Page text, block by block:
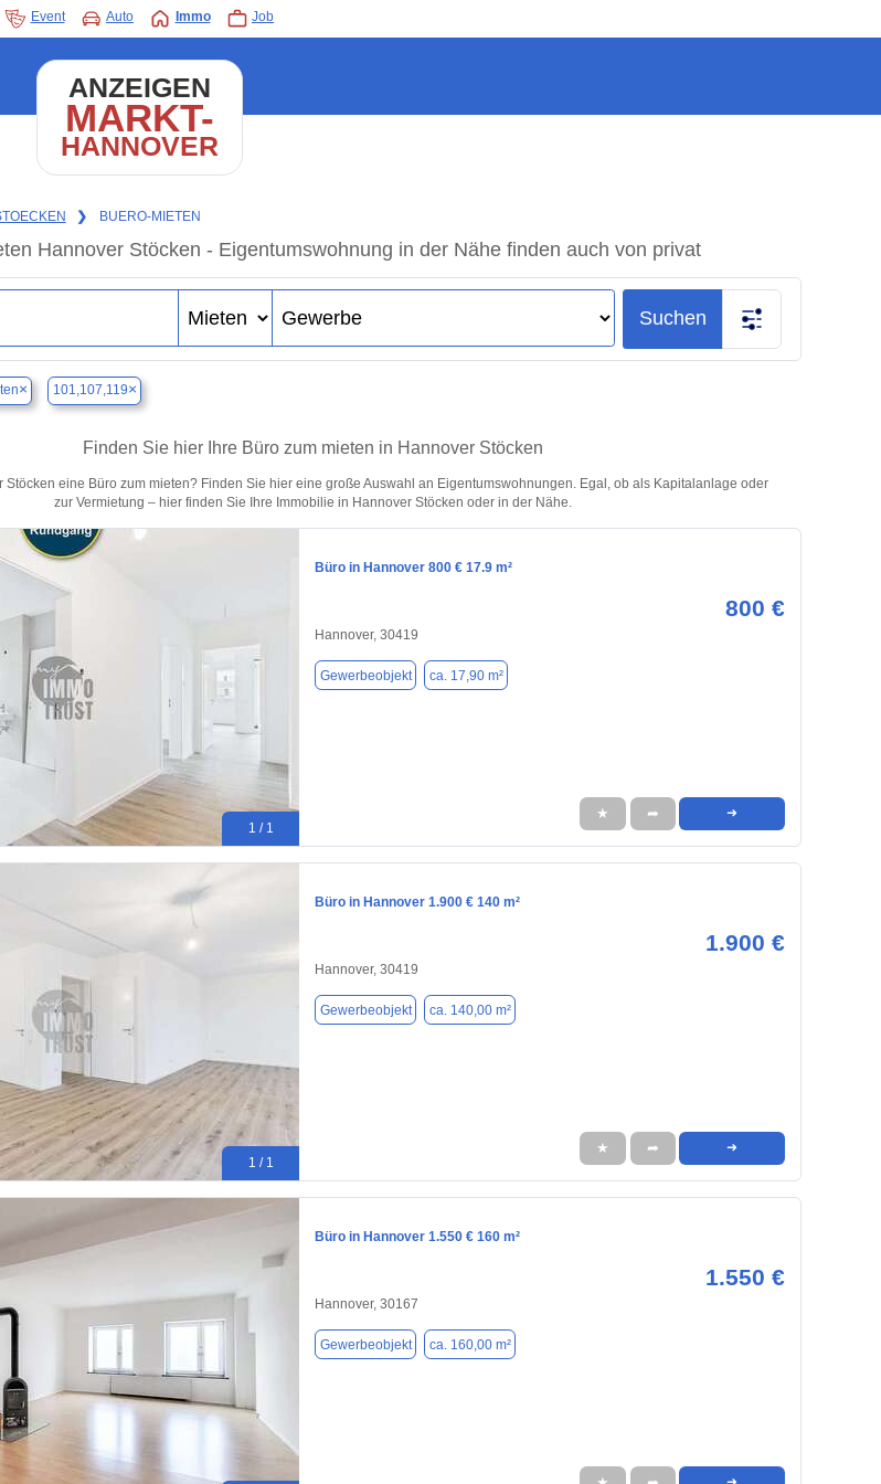
Event Auto Immo Job
ANZEIGEN
MARKT-
HANNOVER
❯ BUERO-MIETEN
Hannover Stöcken - Eigentumswohnung in der Nähe finden auch von privat
Suchen
× 101,107,119×
Finden Sie hier Ihre Büro zum mieten in Hannover Stöcken
Stöcken eine Büro zum mieten? Finden Sie hier eine große Auswahl an Eigentumswohnungen. Egal, ob als Kapitalanlage oder
zur Vermietung – hier finden Sie Ihre Immobilie in Hannover Stöcken oder in der Nähe.
1 / 1
Büro in Hannover 800 € 17.9 m²
800 €
Hannover, 30419
Gewerbeobjekt ca. 17,90 m²
★ ➦ ➜
1 / 1
Büro in Hannover 1.900 € 140 m²
1.900 €
Hannover, 30419
Gewerbeobjekt ca. 140,00 m²
★ ➦ ➜
Büro in Hannover 1.550 € 160 m²
1.550 €
Hannover, 30167
Gewerbeobjekt ca. 160,00 m²